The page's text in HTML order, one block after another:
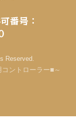
番号：
Reserved.
ントローラー■～